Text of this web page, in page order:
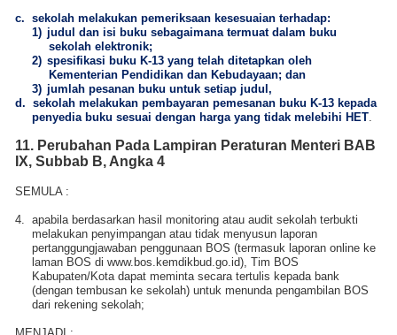
c. sekolah melakukan pemeriksaan kesesuaian terhadap:
1) judul dan isi buku sebagaimana termuat dalam buku
sekolah elektronik;
2) spesifikasi buku K-13 yang telah ditetapkan oleh
Kementerian Pendidikan dan Kebudayaan; dan
3) jumlah pesanan buku untuk setiap judul,
d. sekolah melakukan pembayaran pemesanan buku K-13 kepada
penyedia buku sesuai dengan harga yang tidak melebihi HET.
11. Perubahan Pada Lampiran Peraturan Menteri BAB
IX, Subbab B, Angka 4
SEMULA :
4. apabila berdasarkan hasil monitoring atau audit sekolah terbukti
melakukan penyimpangan atau tidak menyusun laporan
pertanggungjawaban penggunaan BOS (termasuk laporan online ke
laman BOS di www.bos.kemdikbud.go.id), Tim BOS
Kabupaten/Kota dapat meminta secara tertulis kepada bank
(dengan tembusan ke sekolah) untuk menunda pengambilan BOS
dari rekening sekolah;